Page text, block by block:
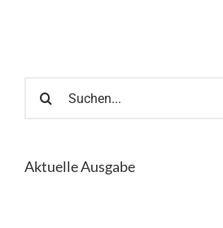
nach:
Aktuelle Ausgabe